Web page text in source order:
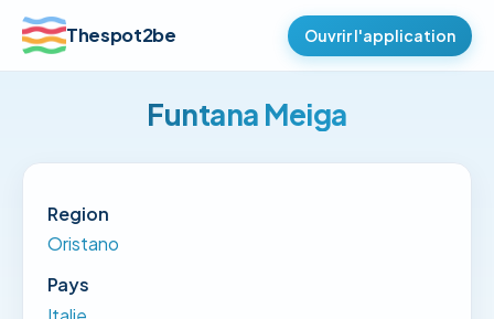
Thespot2be Ouvrir l'application
Funtana Meiga
Region
Oristano
Pays